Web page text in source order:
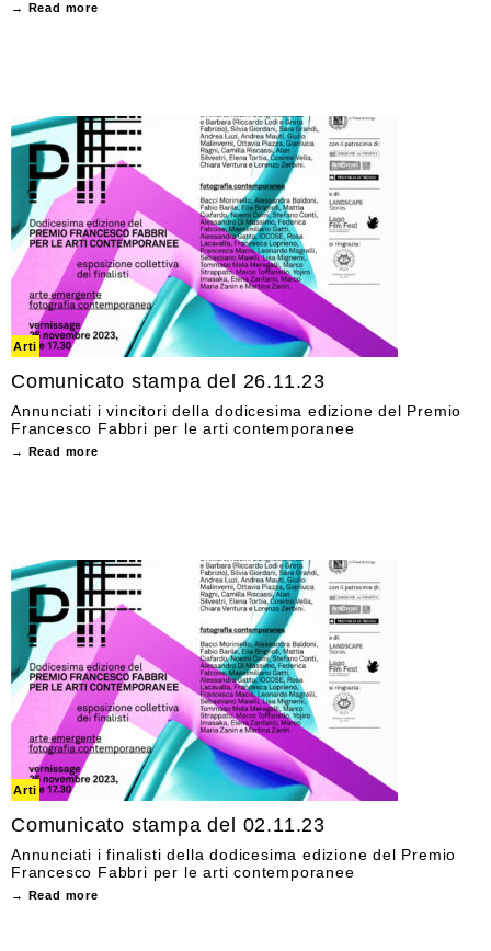
→ Read more
Arti
Comunicato stampa del 26.11.23
Annunciati i vincitori della dodicesima edizione del Premio
Francesco Fabbri per le arti contemporanee
→ Read more
Arti
Comunicato stampa del 02.11.23
Annunciati i finalisti della dodicesima edizione del Premio
Francesco Fabbri per le arti contemporanee
→ Read more